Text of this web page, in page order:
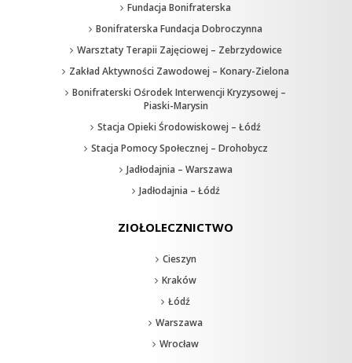
Fundacja Bonifraterska
Bonifraterska Fundacja Dobroczynna
Warsztaty Terapii Zajęciowej – Zebrzydowice
Zakład Aktywności Zawodowej – Konary-Zielona
Bonifraterski Ośrodek Interwencji Kryzysowej –
Piaski-Marysin
Stacja Opieki Środowiskowej – Łódź
Stacja Pomocy Społecznej – Drohobycz
Jadłodajnia – Warszawa
Jadłodajnia – Łódź
ZIOŁOLECZNICTWO
Cieszyn
Kraków
Łódź
Warszawa
Wrocław